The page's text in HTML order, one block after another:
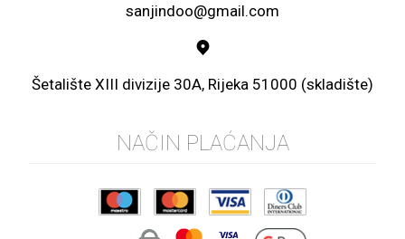
sanjindoo@gmail.com
Šetalište XIII divizije 30A, Rijeka 51000 (skladište)
NAČIN PLAĆANJA